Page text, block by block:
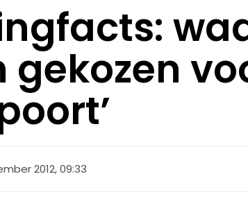
gekozen
2012, 09:33